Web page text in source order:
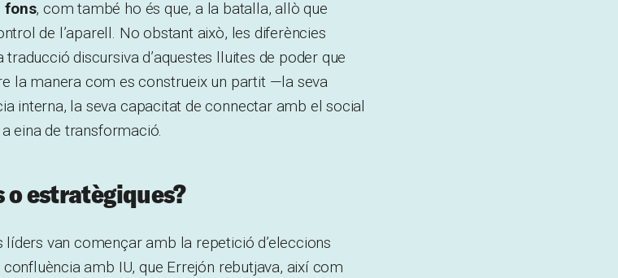
fons, com també ho és que, a la batalla, allò que
de l’aparell. No obstant això, les diferències
discursiva d’aquestes lluites de poder que
la manera com es construeix un partit —la seva
interna, la seva capacitat de connectar amb el social
eina de transformació.
estratègiques?
van començar amb la repetició d’eleccions
amb IU, que Errejón rebutjava, així com